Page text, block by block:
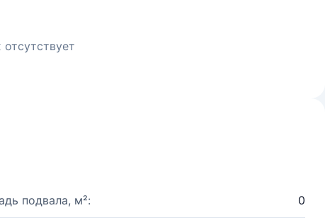
подвала, м²: 0